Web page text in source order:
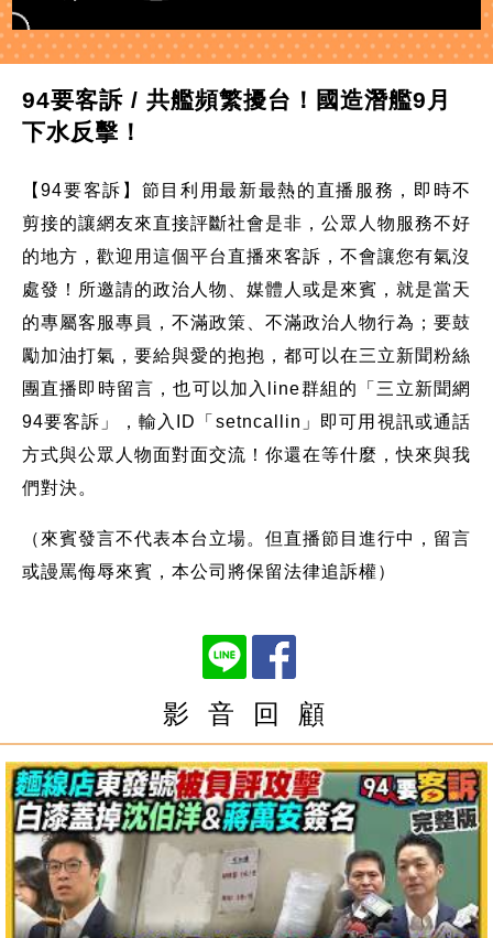
94要客訴 / 共艦頻繁擾台！國造潛艦9月
下水反擊！
【94要客訴】節目利用最新最熱的直播服務，即時不
剪接的讓網友來直接評斷社會是非，公眾人物服務不好
的地方，歡迎用這個平台直播來客訴，不會讓您有氣沒
處發！所邀請的政治人物、媒體人或是來賓，就是當天
的專屬客服專員，不滿政策、不滿政治人物行為；要鼓
勵加油打氣，要給與愛的抱抱，都可以在三立新聞粉絲
團直播即時留言，也可以加入line群組的「三立新聞網
94要客訴」，輸入ID「setncallin」即可用視訊或通話
方式與公眾人物面對面交流！你還在等什麼，快來與我
們對決。
（來賓發言不代表本台立場。但直播節目進行中，留言
或謾罵侮辱來賓，本公司將保留法律追訴權）
影 音 回 顧